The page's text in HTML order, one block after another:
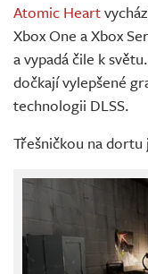
Atomic Heart
Xbox One a Xbox
a vypadá čile k
dočkají vylepšené
technologii DLSS.
Třešničkou na dortu